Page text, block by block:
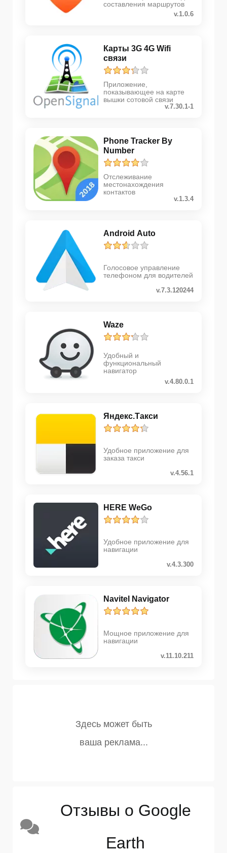
составления маршрутов
v.1.0.6
Карты 3G 4G Wifi
связи
Приложение,
показывающее на карте
вышки сотовой связи
v.7.30.1-1
Phone Tracker By
Number
Отслеживание
местонахождения
контактов
v.1.3.4
Android Auto
Голосовое управление
телефоном для водителей
v.7.3.120244
Waze
Удобный и
функциональный
навигатор
v.4.80.0.1
Яндекс.Такси
Удобное приложение для
заказа такси
v.4.56.1
HERE WeGo
Удобное приложение для
навигации
v.4.3.300
Navitel Navigator
Мощное приложение для
навигации
v.11.10.211
Отзывы о Google
Earth